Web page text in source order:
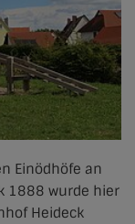
Einödhöfe an
1888 wurde hier
Heideck